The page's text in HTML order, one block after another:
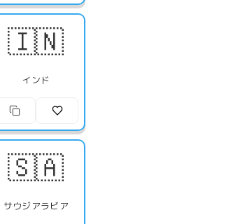
🇮🇳
インド
🇸🇦
サウジアラビア